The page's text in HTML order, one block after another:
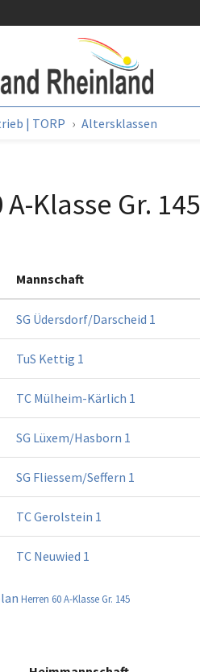
| TORP Altersklassen
Klasse Gr. 145
Mannschaft
SG Üdersdorf/Darscheid 1
TuS Kettig 1
TC Mülheim-Kärlich 1
SG Lüxem/Hasborn 1
SG Fliessem/Seffern 1
TC Gerolstein 1
TC Neuwied 1
Herren 60 A-Klasse Gr. 145